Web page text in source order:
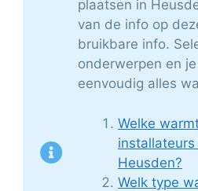
plaatsen in
van de info op
bruikbare info.
onderwerpen en
eenvoudig alles
Welke
Heusden?
Welk type